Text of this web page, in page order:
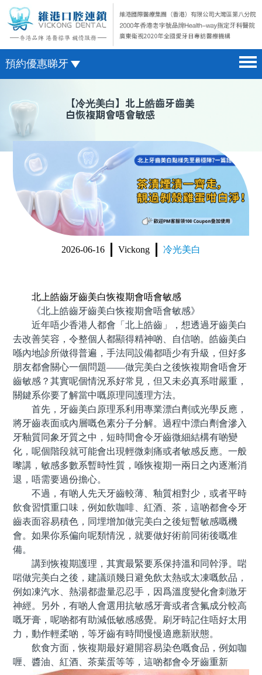
預約優惠睇牙
醫院簡介 hospital introduction
醫生介紹 doctor introduction
醫療新聞 medical news
種植牙 dental implant
箍牙 orthodontics
收費標準 change standard
微信預約
WhatsApp預約
【冷光美白】北上皓齒牙齒美
白恢複期會唔會敏感
2026-06-16 Vickong 冷光美白
北上皓齒牙齒美白恢複期會唔會敏感
《北上皓齒牙齒美白恢複期會唔會敏感》
近年唔少香港人都會「北上皓齒」，想透過牙齒美白
去改善笑容，令整個人都顯得精神啲、自信啲。皓齒美白
喺內地診所做得普遍，手法同設備都唔少有升級，但好多
朋友都會關心一個問題——做完美白之後恢複期會唔會牙
齒敏感？其實呢個情況系好常見，但又未必真系咁嚴重，
關鍵系你要了解當中嘅原理同護理方法。
首先，牙齒美白原理系利用專業漂白劑或光學反應，
將牙齒表面或內層嘅色素分子分解。過程中漂白劑會滲入
牙釉質同象牙質之中，短時間會令牙齒微細結構有啲變
化，呢個階段就可能會出現輕微刺痛或者敏感反應。一般
嚟講，敏感多數系暫時性質，喺恢複期一兩日之內逐漸消
退，唔需要過份擔心。
不過，有啲人先天牙齒較薄、釉質相對少，或者平時
飲食習慣重口味，例如飲咖啡、紅酒、茶，這啲都會令牙
齒表面容易積色，同埋增加做完美白之後短暫敏感嘅機
會。如果你系偏向呢類情況，就要做好術前同術後嘅准
備。
講到恢複期護理，其實最緊要系保持溫和同幹淨。啱
啱做完美白之後，建議頭幾日避免飲太熱或太凍嘅飲品，
例如凍汽水、熱湯都盡量忍忍手，因爲溫度變化會刺激牙
神經。另外，有啲人會選用抗敏感牙膏或者含氟成分較高
嘅牙膏，呢啲都有助減低敏感感覺。刷牙時記住唔好太用
力，動作輕柔啲，等牙齒有時間慢慢適應新狀態。
飲食方面，恢複期最好避開容易染色嘅食品，例如咖
喱、醬油、紅酒、茶葉蛋等等，這啲都會令牙齒重新